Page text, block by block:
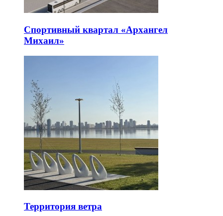
Спортивный квартал «Архангел
Михаил»
Территория ветра